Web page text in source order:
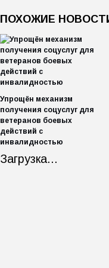
ПОХОЖИЕ
Упрощён механизм
получения соцуслуг для
ветеранов боевых
действий с
инвалидностью
Загрузка...